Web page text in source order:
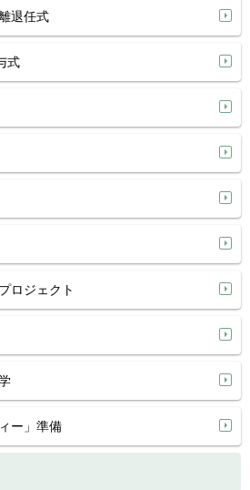
退任式
式
ロジェクト
ー」準備